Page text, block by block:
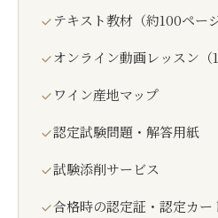
テキスト教材（約100ページ
オンライン動画レッスン（
ワイン産地マップ
認定試験問題・解答用紙
試験添削サービス
合格時の認定証・認定カー